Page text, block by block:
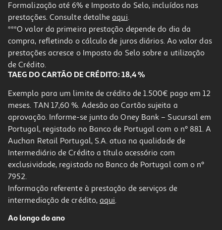
Formalização até 6% e Imposto do Selo, incluídos nas
prestações. Consulte detalheaqui.
***O valor da primeira prestação depende do dia da
compra, refletindo o cálculo de juros diários. Ao valor das
prestações acresce o Imposto do Selo sobre a utilização
de Crédito.
TAEG DO CARTÃO DE CRÉDITO: 18,4 %
Exemplo para um limite de crédito de 1.500€ pago em 12
meses. TAN 17,60 %. Adesão ao Cartão sujeita a
aprovação. Informe-se junto do Oney Bank – Sucursal em
Portugal, registado no Banco de Portugal com o nº 881. A
Auchan Retail Portugal, S.A. atua na qualidade de
Intermediário de Crédito a título acessório com
exclusividade, registado no Banco de Portugal com o nº
7952.
Informação referente à prestação de serviços de
intermediação de crédito,aqui.
Ao longo do ano